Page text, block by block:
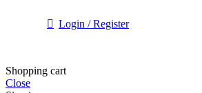
Login / Register
Shopping cart
Close